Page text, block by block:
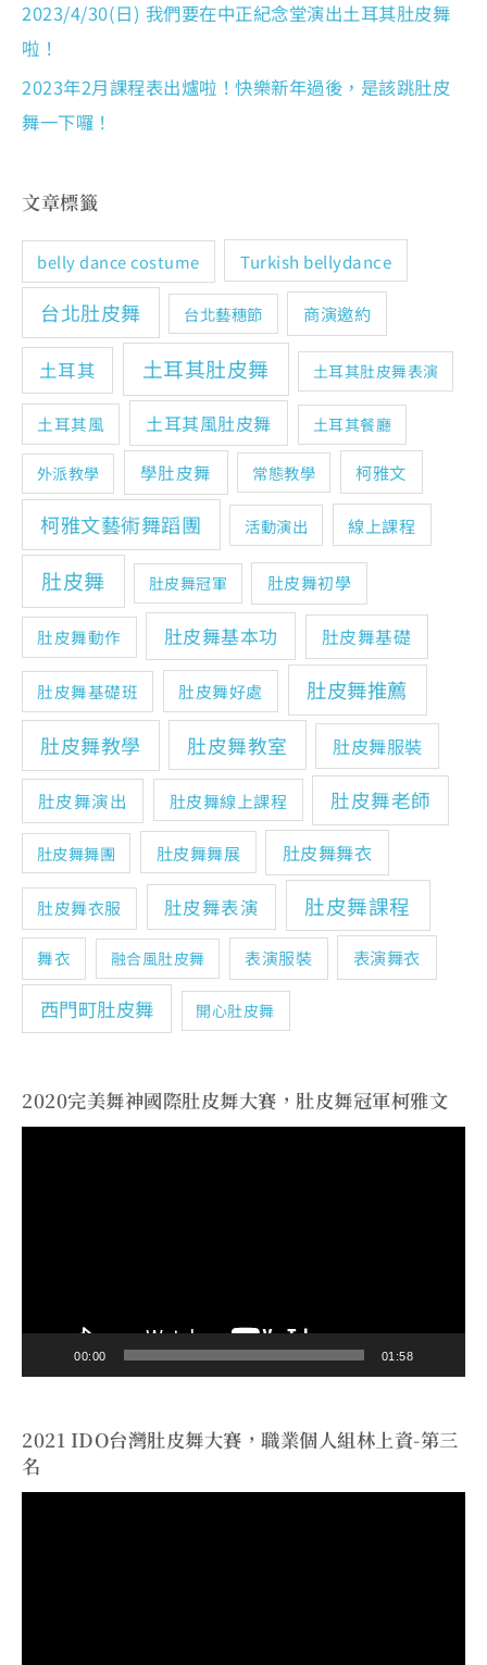
2023/4/30(日) 我們要在中正紀念堂演出土耳其肚皮舞
啦！
2023年2月課程表出爐啦！快樂新年過後，是該跳肚皮
舞一下囉！
文章標籤
belly dance costume Turkish bellydance
台北肚皮舞 台北藝穗節 商演邀約
土耳其 土耳其肚皮舞 土耳其肚皮舞表演
土耳其風 土耳其風肚皮舞 土耳其餐廳
外派教學 學肚皮舞 常態教學 柯雅文
柯雅文藝術舞蹈團 活動演出 線上課程
肚皮舞 肚皮舞冠軍 肚皮舞初學
肚皮舞動作 肚皮舞基本功 肚皮舞基礎
肚皮舞基礎班 肚皮舞好處
肚皮舞推薦
肚皮舞教學
肚皮舞教室 肚皮舞服裝
肚皮舞演出 肚皮舞線上課程 肚皮舞老師
肚皮舞舞團 肚皮舞舞展 肚皮舞舞衣
肚皮舞衣服 肚皮舞表演 肚皮舞課程
舞衣 融合風肚皮舞 表演服裝 表演舞衣
西門町肚皮舞 開心肚皮舞
2020完美舞神國際肚皮舞大賽，肚皮舞冠軍柯雅文
00:00 01:58
2021 IDO台灣肚皮舞大賽，職業個人組林上資-第三
名